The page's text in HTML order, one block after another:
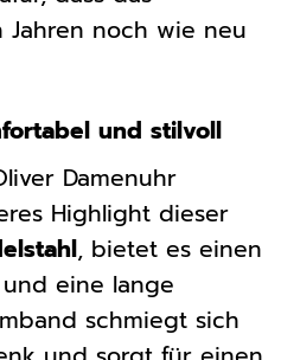
noch wie neu
und stilvoll
Damenuhr
Highlight dieser
, bietet es einen
eine lange
schmiegt sich